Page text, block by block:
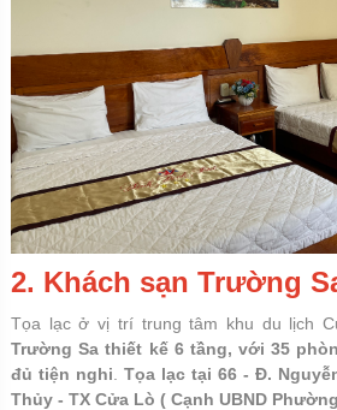
2. Khách sạn Trường
Tọa lạc ở vị trí trung tâm khu du lịch
Trường Sa thiết kế 6 tầng, với 35
đủ tiện nghi
Tọa lạc tại 66 - Đ.
Thủy - TX Cửa Lò ( Cạnh UBND